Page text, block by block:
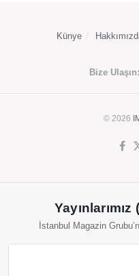
Künye
Bize
© 2026
İstanbul Magazin